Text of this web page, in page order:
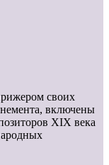
своих
включены
XIX века